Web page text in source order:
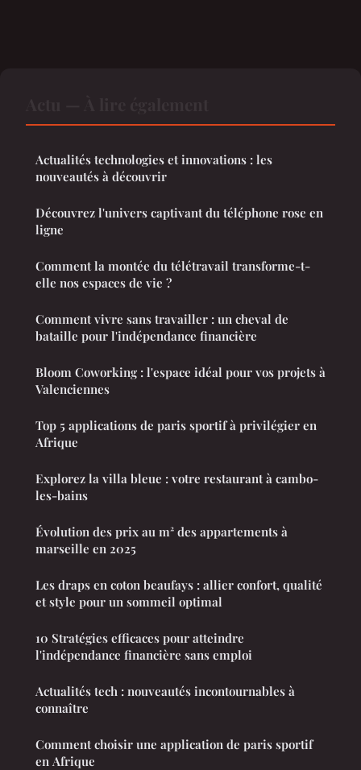
Actualités technologies et innovations : les
nouveautés à découvrir
Découvrez l'univers captivant du téléphone rose en
ligne
Comment la montée du télétravail transforme-t-
elle nos espaces de vie ?
Comment vivre sans travailler : un cheval de
bataille pour l'indépendance financière
Bloom Coworking : l'espace idéal pour vos projets à
Valenciennes
Top 5 applications de paris sportif à privilégier en
Afrique
Explorez la villa bleue : votre restaurant à cambo-
les-bains
Évolution des prix au m² des appartements à
marseille en 2025
Les draps en coton beaufays : allier confort, qualité
et style pour un sommeil optimal
10 Stratégies efficaces pour atteindre
l'indépendance financière sans emploi
Actualités tech : nouveautés incontournables à
connaître
Comment choisir une application de paris sportif
en Afrique